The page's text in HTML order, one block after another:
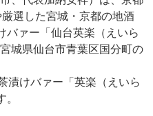
選した宮城・京都の地酒
バァー「仙台英楽（えいら
城県仙台市青葉区国分町の
漬けバァー「英楽（えいら